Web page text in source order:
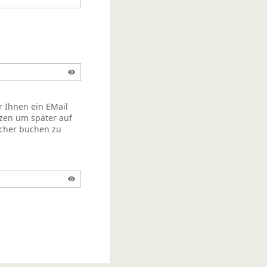
Ihnen ein EMail
um später auf
buchen zu